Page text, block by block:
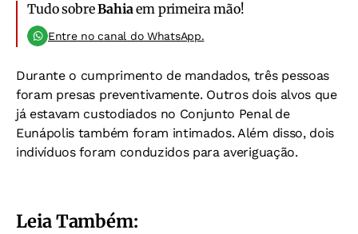
Tudo sobreBahiaem primeira mão!
Entre no canal do WhatsApp.
Durante o cumprimento de mandados, três pessoas
foram presas preventivamente. Outros dois alvos que
já estavam custodiados no Conjunto Penal de
Eunápolis também foram intimados. Além disso, dois
indivíduos foram conduzidos para averiguação.
Leia Também: